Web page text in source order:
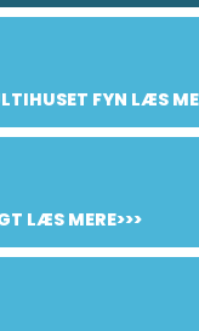
FYN LÆS
LÆS MERE>>>